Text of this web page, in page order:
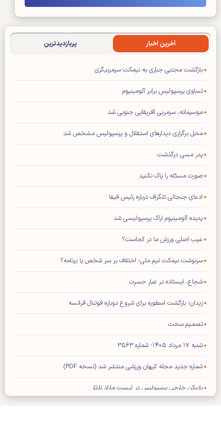
آخرین اخبار پربازدیدترین
بازگشت مجتبی جباری به نیمکت سرمربیگری
تساوی پرسپولیس برابر آلومینیوم
موسیمانه، سرمربی آفریقایی جنوبی شد
محل برگزاری دیدار‌های استقلال و پرسپولیس مشخص شد
پدر مسی درگذشت
صورت مسئله را پاک نکنید
ادعای جنجالی تلگراف درباره رئیس فیفا
پدیده آلومینیوم اراک پرسپولیسی شد
عیب اصلی ورزش ما در کجاست؟
سرنوشت نیمکت تیم ملی؛ اختلاف بر سر شخص یا برنامه؟
شجاع، ایستاده در غبارِ حسرت
زیدان؛ بازگشت اسطوره برای شروع دوباره فوتبال فرانسه
تصمیم سخت
شنبه ۱۷ مرداد ۱۴۰۵- شماره ۳۵۶۳
شماره جدید مجله کیهان ورزشی منتشر شد (نسخه PDF)
بازیکن خارجی پرسپولیس در لیست مازاد تارتار